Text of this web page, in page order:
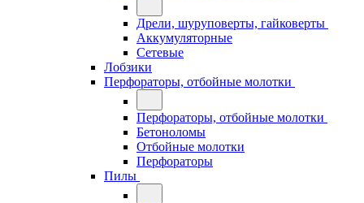
Дрели, шуруповерты, гайковерты
Аккумуляторные
Сетевые
Лобзики
Перфораторы, отбойные молотки
Перфораторы, отбойные молотки
Бетоноломы
Отбойные молотки
Перфораторы
Пилы